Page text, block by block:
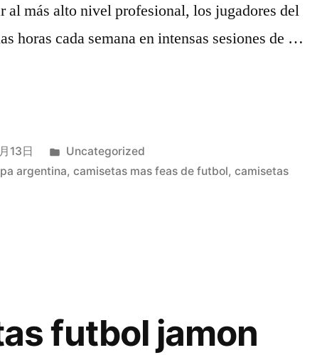
al más alto nivel profesional, los jugadores del
horas cada semana en intensas sesiones de …
13日
Publicado
en
Uncategorized
argentina,camisetas mas feas de futbol,camisetas
futbol jamon